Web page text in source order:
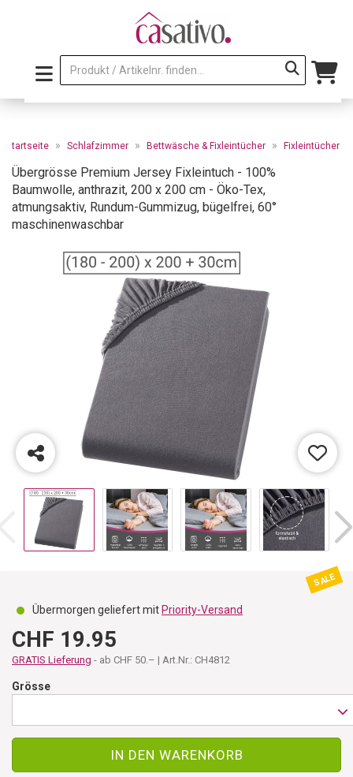
Startseite » Schlafzimmer » Bettwäsche & Fixleintücher » Fixleintücher
Übergrösse Premium Jersey Fixleintuch - 100%
Baumwolle, anthrazit, 200 x 200 cm - Öko-Tex,
atmungsaktiv, Rundum-Gummizug, bügelfrei, 60°
maschinenwaschbar
SALE
Übermorgen geliefert mit Priority-Versand
CHF 19.95
GRATIS Lieferung - ab CHF 50.– | Art.Nr.: CH4812
Grösse
IN DEN WARENKORB